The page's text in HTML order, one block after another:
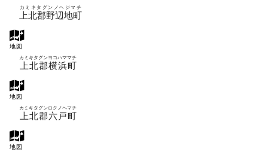
上北郡野辺地町
カミキタグンノヘジマチ
地図
上北郡横浜町
カミキタグンヨコハママチ
地図
上北郡六戸町
カミキタグンロクノヘマチ
地図